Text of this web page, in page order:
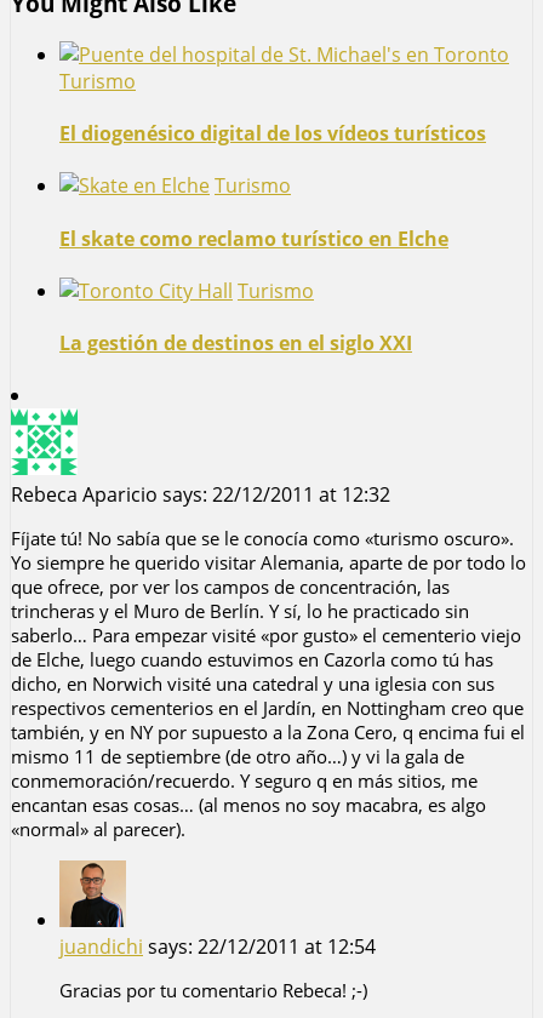
Turismo
El diogenésico digital de los vídeos turísticos
Turismo
El skate como reclamo turístico en Elche
Turismo
La gestión de destinos en el siglo XXI
Rebeca Aparicio says: 22/12/2011 at 12:32
Fíjate tú! No sabía que se le conocía como «turismo oscuro».
Yo siempre he querido visitar Alemania, aparte de por todo lo
que ofrece, por ver los campos de concentración, las
trincheras y el Muro de Berlín. Y sí, lo he practicado sin
saberlo… Para empezar visité «por gusto» el cementerio viejo
de Elche, luego cuando estuvimos en Cazorla como tú has
dicho, en Norwich visité una catedral y una iglesia con sus
respectivos cementerios en el Jardín, en Nottingham creo que
también, y en NY por supuesto a la Zona Cero, q encima fui el
mismo 11 de septiembre (de otro año…) y vi la gala de
conmemoración/recuerdo. Y seguro q en más sitios, me
encantan esas cosas… (al menos no soy macabra, es algo
«normal» al parecer).
juandichi says: 22/12/2011 at 12:54
Gracias por tu comentario Rebeca! ;-)